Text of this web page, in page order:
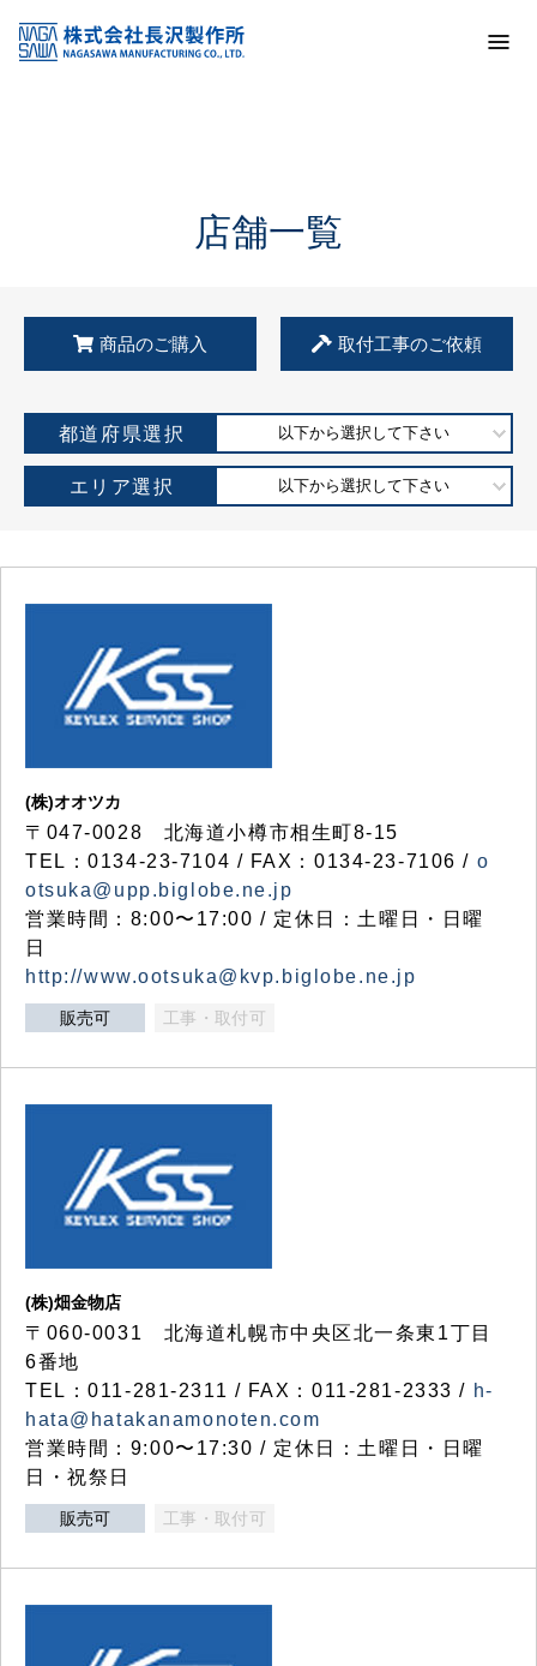
KSS加盟店・取扱店情報
店舗一覧
店舗一覧
商品のご購入 取付工事のご依頼
都道府県選択 以下から選択して下さい
エリア選択 以下から選択して下さい
(株)オオツカ
〒047-0028 北海道小樽市相生町8-15
TEL：0134-23-7104 / FAX：0134-23-7106 / o
otsuka@upp.biglobe.ne.jp
営業時間：8:00〜17:00 / 定休日：土曜日・日曜
日
http://www.ootsuka@kvp.biglobe.ne.jp
販売可 工事・取付可
(株)畑金物店
〒060-0031 北海道札幌市中央区北一条東1丁目
6番地
TEL：011-281-2311 / FAX：011-281-2333 / h-
hata@hatakanamonoten.com
営業時間：9:00〜17:30 / 定休日：土曜日・日曜
日・祝祭日
販売可 工事・取付可